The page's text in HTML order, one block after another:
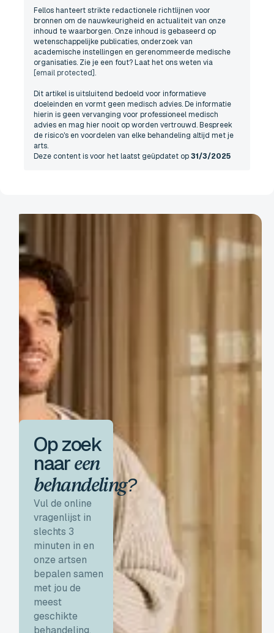
Fellos hanteert strikte redactionele richtlijnen voor
bronnen om de nauwkeurigheid en actualiteit van onze
inhoud te waarborgen. Onze inhoud is gebaseerd op
wetenschappelijke publicaties, onderzoek van
academische instellingen en gerenommeerde medische
organisaties. Zie je een fout? Laat het ons weten via
[email protected]
Dit artikel is uitsluitend bedoeld voor informatieve
doeleinden en vormt geen medisch advies. De informatie
hierin is geen vervanging voor professioneel medisch
advies en mag hier nooit op worden vertrouwd. Bespreek
de risico's en voordelen van elke behandeling altijd met je
arts.
Deze content is voor het laatst geüpdatet op31/3/2025
Op zoek
naar een
behandeling?
Vul de online
vragenlijst in
slechts 3
minuten in en
onze artsen
bepalen samen
met jou de
meest
geschikte
behandeling.